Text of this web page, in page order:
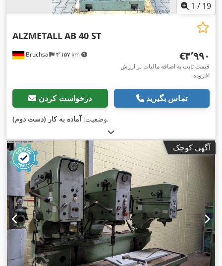
1 / 19
Bruchsal ۴٬۱۵۷ km
ALZMETALLAB 40 ST
‎€۳٬۹۹۰
قیمت ثابت به اضافه مالیات بر ارزش
افزوده
درخواست کردن تماس بگیرید
وضعیت: آماده به کار (دست دوم) ,
آگهی کوچک